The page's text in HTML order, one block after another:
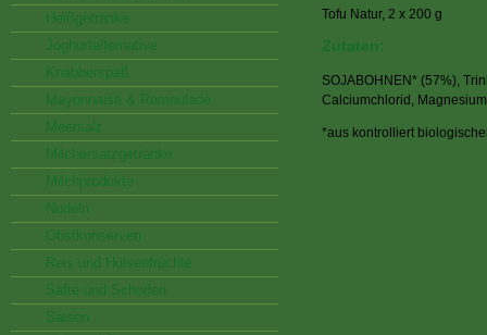
Heißgetränke
Joghurtalternative
Knabberspaß
Mayonnaise & Remoulade
Meersalz
Milchersatzgetränke
Milchprodukte
Nudeln
Obstkonserven
Reis und Hülsenfrüchte
Säfte und Schorlen
Saison
Tofu Natur, 2 x 200 g
Zutaten:
SOJABOHNEN* (57%),
Calciumchlorid,
*aus kontrolliert